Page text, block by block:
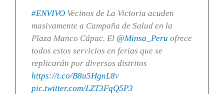
#ENVIVOVecinos de La Victoria acuden
masivamente a Campaña de Salud en la
Plaza Manco Cápac. El @Minsa_Peru ofrece
todos estos servicios en ferias que se
replicarán por diversos distritos
https://t.co/B8u5HgnL8v
pic.twitter.com/LZT3FqQ5P3